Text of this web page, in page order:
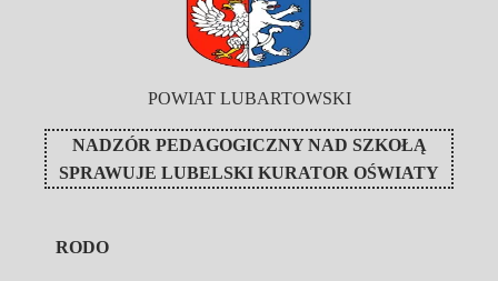
POWIAT LUBARTOWSKI
NADZÓR PEDAGOGICZNY NAD SZKOŁĄ
SPRAWUJE LUBELSKI KURATOR OŚWIATY
RODO